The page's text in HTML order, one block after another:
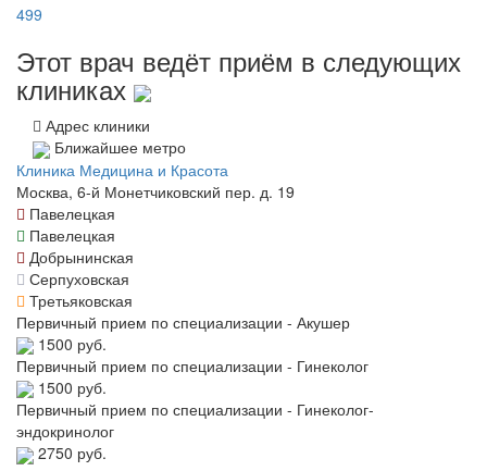
499
Этот врач ведёт приём в следующих
клиниках
Адрес клиники
Ближайшее метро
Клиника Медицина и Красота
Москва, 6-й Монетчиковский пер. д. 19
Павелецкая
Павелецкая
Добрынинская
Серпуховская
Третьяковская
Первичный прием по специализации - Акушер
1500 руб.
Первичный прием по специализации - Гинеколог
1500 руб.
Первичный прием по специализации - Гинеколог-
эндокринолог
2750 руб.